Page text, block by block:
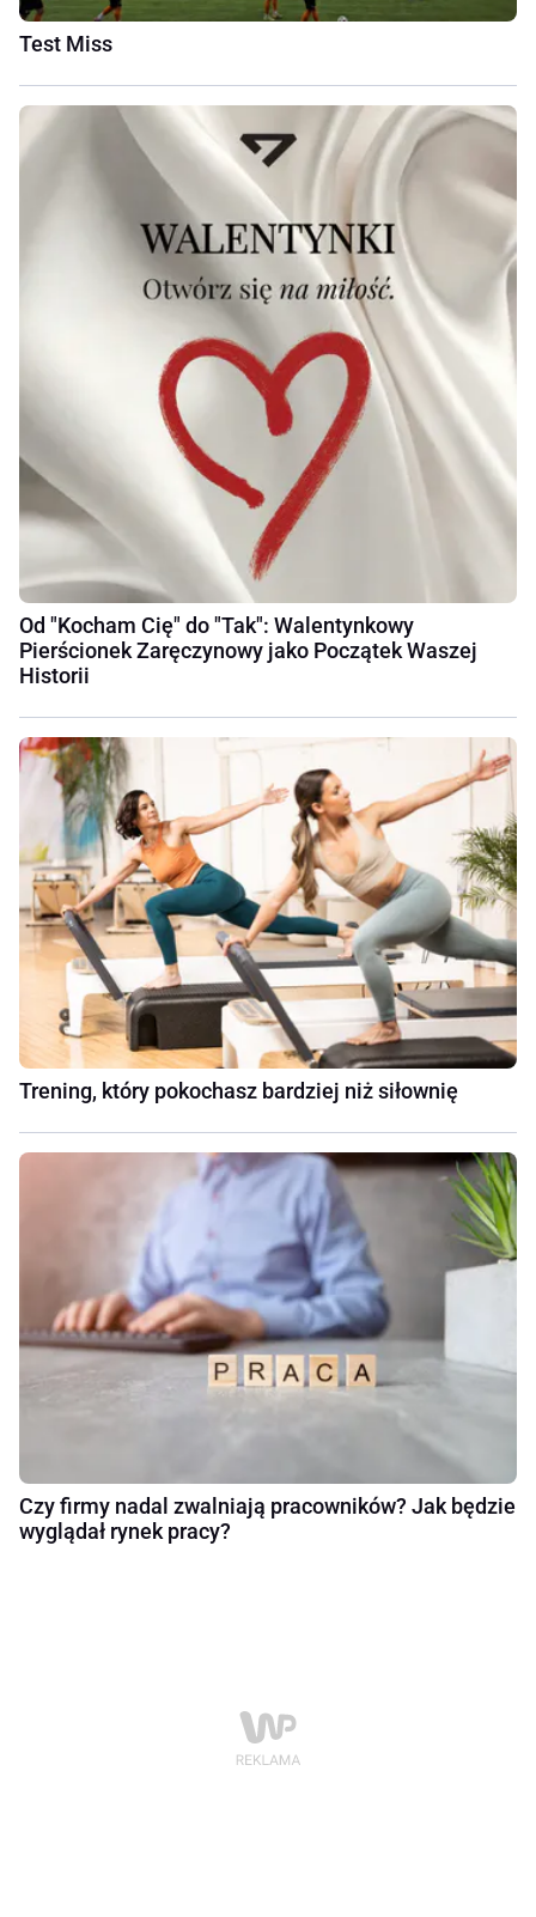
Test Miss
Od "Kocham Cię" do "Tak": Walentynkowy
Pierścionek Zaręczynowy jako Początek Waszej
Historii
Trening, który pokochasz bardziej niż siłownię
Czy firmy nadal zwalniają pracowników? Jak będzie
wyglądał rynek pracy?